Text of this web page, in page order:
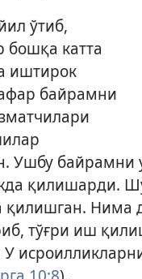
ўтиб,
бошқа катта
иштирок
байрамни
Ушбу байрамни
қилишарди.
қилишган. Нима
тўғри иш